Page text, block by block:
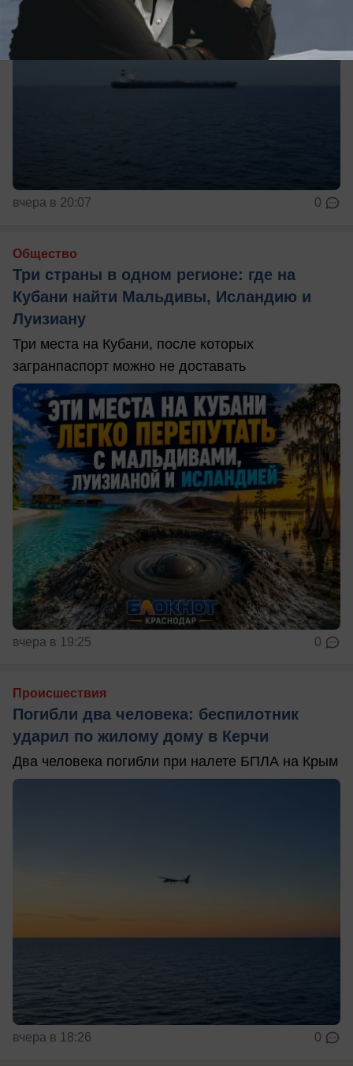
вчера в 20:07 0
Общество
Три страны в одном регионе: где на
Кубани найти Мальдивы, Исландию и
Луизиану
Три места на Кубани, после которых
загранпаспорт можно не доставать
вчера в 19:25 0
Происшествия
Погибли два человека: беспилотник
ударил по жилому дому в Керчи
Два человека погибли при налете БПЛА на Крым
вчера в 18:26 0